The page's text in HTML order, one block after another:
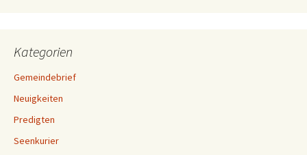
Kategorien
Gemeindebrief
Neuigkeiten
Predigten
Seenkurier